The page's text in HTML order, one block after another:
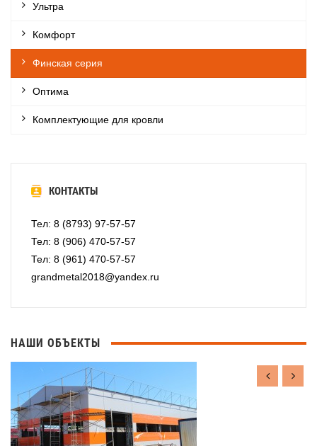
Ультра
Комфорт
Финская серия
Оптима
Комплектующие для кровли
КОНТАКТЫ
Тел: 8 (8793) 97-57-57
Тел: 8 (906) 470-57-57
Тел: 8 (961) 470-57-57
grandmetal2018@yandex.ru
НАШИ ОБЪЕКТЫ